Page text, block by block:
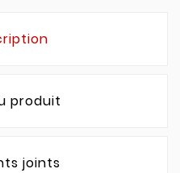
produit
joints